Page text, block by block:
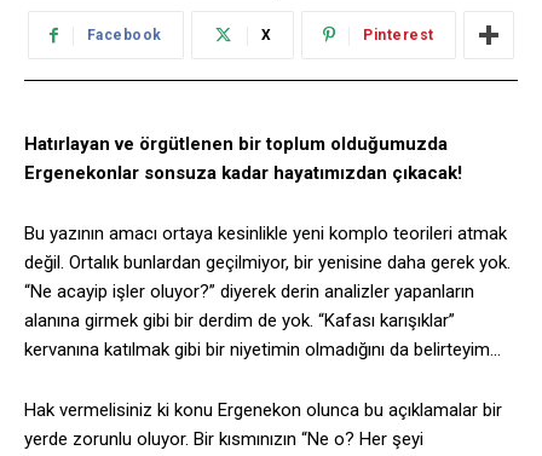
Facebook X Pinterest
Hatırlayan ve örgütlenen bir toplum olduğumuzda
Ergenekonlar sonsuza kadar hayatımızdan çıkacak!
Bu yazının amacı ortaya kesinlikle yeni komplo teorileri atmak
değil. Ortalık bunlardan geçilmiyor, bir yenisine daha gerek yok.
“Ne acayip işler oluyor?” diyerek derin analizler yapanların
alanına girmek gibi bir derdim de yok. “Kafası karışıklar”
kervanına katılmak gibi bir niyetimin olmadığını da belirteyim…
Hak vermelisiniz ki konu Ergenekon olunca bu açıklamalar bir
yerde zorunlu oluyor. Bir kısmınızın “Ne o? Her şeyi